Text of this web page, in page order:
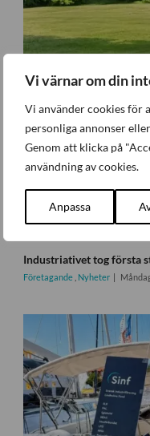
Vi värnar om din
Vi använder cookies för
personliga annonser
Genom att klicka på
användning av cookies.
Anpassa
Industriativet tog första
Företagande Nyheter